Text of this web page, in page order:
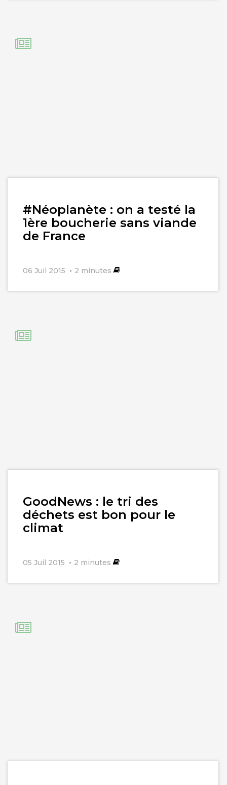
#Néoplanète : on a testé la
1ère boucherie sans viande
de France
06 Juil 2015 2 minutes
l'article
GoodNews : le tri des
déchets est bon pour le
climat
05 Juil 2015 2 minutes
l'article